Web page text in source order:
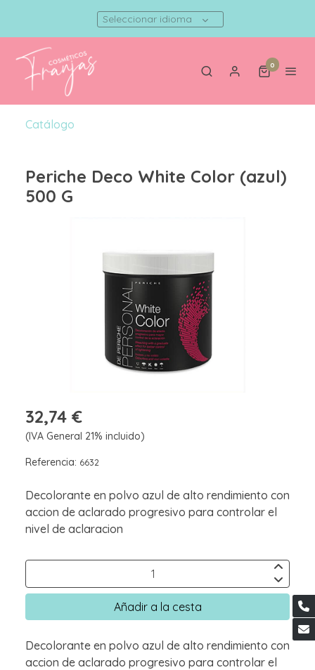
Seleccionar idioma
0
Catálogo
Periche Deco White Color (azul)
500 G
32,74 €
(IVA General 21% incluido)
Referencia: 6632
Decolorante en polvo azul de alto rendimiento con
accion de aclarado progresivo para controlar el
nivel de aclaracion
Añadir a la cesta
Decolorante en polvo azul de alto rendimiento con
accion de aclarado progresivo para controlar el